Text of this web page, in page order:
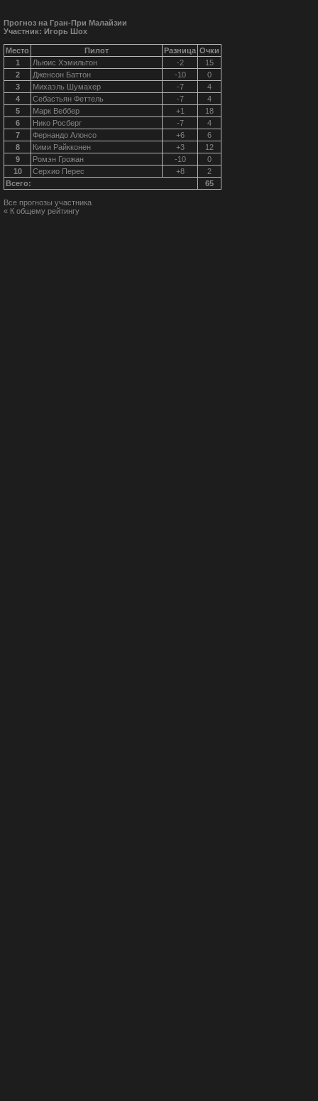
Прогноз на Гран-При Малайзии
Участник: Игорь Шох
Место Пилот Разница Очки
1
Льюис Хэмильтон -2
15
2
Дженсон Баттон -10
0
3
Михаэль Шумахер -7
4
4
Себастьян Феттель -7
4
5
Марк Веббер +1
18
6
Нико Росберг -7
4
7
Фернандо Алонсо +6
6
8
Кими Райкконен +3
12
9
Ромэн Грожан -10
0
10
Серхио Перес +8
2
Всего:
65
Все прогнозы участника
« К общему рейтингу